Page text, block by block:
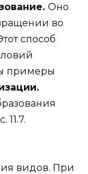
Оно
во
способ
примеры
видов. При